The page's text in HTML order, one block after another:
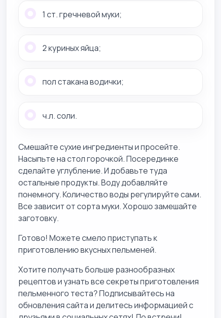
1 ст. гречневой муки;
2 куриных яйца;
пол стакана водички;
ч.л. соли.
Смешайте сухие ингредиенты и просейте.
Насыпьте на стол горочкой. Посерединке
сделайте углубление. И добавьте туда
остальные продукты. Воду добавляйте
понемногу. Количество воды регулируйте сами.
Все зависит от сорта муки. Хорошо замешайте
заготовку.
Готово! Можете смело приступать к
приготовлению вкусных пельменей.
Хотите получать больше разнообразных
рецептов и узнать все секреты приготовления
пельменного теста? Подписывайтесь на
обновления сайта и делитесь информацией с